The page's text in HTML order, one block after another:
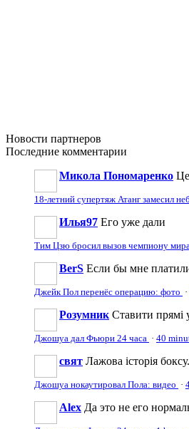
Новости партнеров
Последние комментарии
Микола Пономаренко
18-летний супертяж Атанг замесил
Илья97 Его уже дали
Тим Цзю бросил вызов чемпиону
BerS Если бы мне
Джейк Пол перенёс операцию: фото ·
Розумник Ставити прямі
Джошуа дал Фьюри 24 часа · 40
свят Лажова історія
Джошуа нокаутировал Пола: видео ·
Аlеx Да это не его